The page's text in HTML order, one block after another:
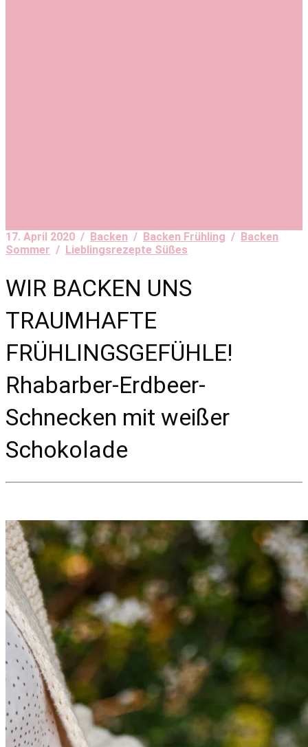
17. April 2020 / Backen / Backen Frühling / Backen
Sommer / Lieblingsrezepte Süßes
WIR BACKEN UNS
TRAUMHAFTE
FRÜHLINGSGEFÜHLE!
Rhabarber-Erdbeer-
Schnecken mit weißer
Schokolade